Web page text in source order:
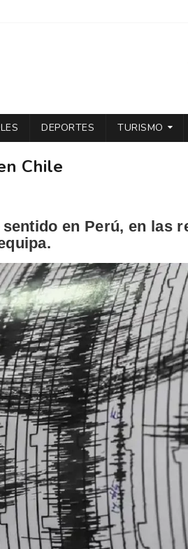
DEPORTES TURISMO
Chile
en Perú, en las